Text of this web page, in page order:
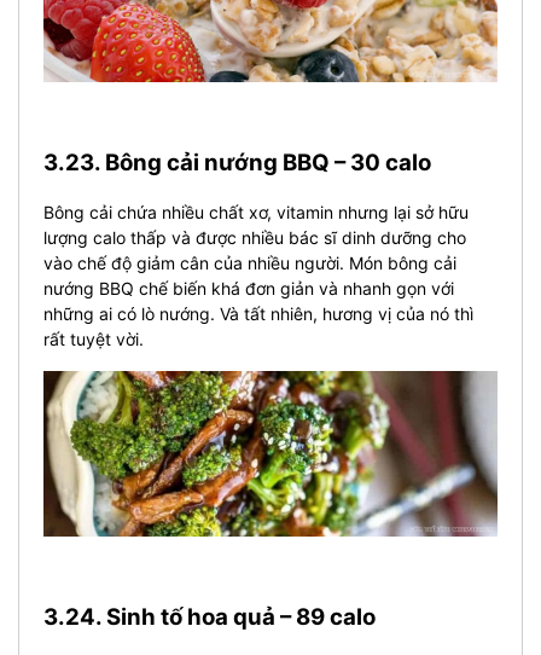
3.23. Bông cải nướng BBQ – 30 calo
Bông cải chứa nhiều chất xơ, vitamin nhưng lại sở hữu
lượng calo thấp và được nhiều bác sĩ dinh dưỡng cho
vào chế độ giảm cân của nhiều người. Món bông cải
nướng BBQ chế biến khá đơn giản và nhanh gọn với
những ai có lò nướng. Và tất nhiên, hương vị của nó thì
rất tuyệt vời.
3.24. Sinh tố hoa quả – 89 calo